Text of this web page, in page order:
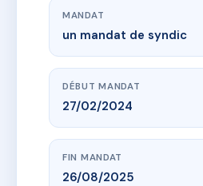
MANDAT
un mandat de syndic
DÉBUT MANDAT
27/02/2024
FIN MANDAT
26/08/2025